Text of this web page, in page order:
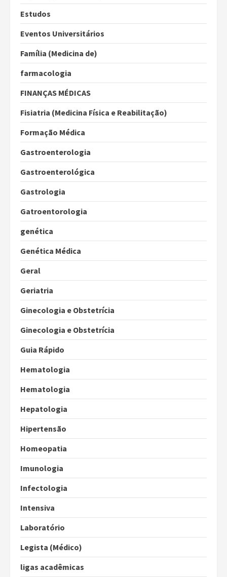
Estudos
Eventos Universitários
Família (Medicina de)
farmacologia
FINANÇAS MÉDICAS
Fisiatria (Medicina Física e Reabilitação)
Formação Médica
Gastroenterologia
Gastroenterológica
Gastrologia
Gatroentorologia
genética
Genética Médica
Geral
Geriatria
Ginecologia e Obstetrícia
Ginecologia e Obstetrícia
Guia Rápido
Hematologia
Hematologia
Hepatologia
Hipertensão
Homeopatia
Imunologia
Infectologia
Intensiva
Laboratório
Legista (Médico)
ligas acadêmicas